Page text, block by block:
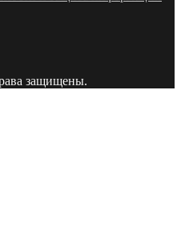
защищены.